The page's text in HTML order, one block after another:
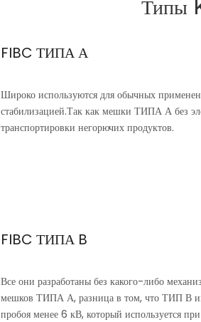
Типы
FIBC ТИПА А
Широко используются для обычных
стабилизацией.Так как мешки ТИПА А без
транспортировки негорючих продуктов.
FIBC ТИПА B
Все они разработаны без какого-либо
мешков ТИПА А, разница в том, что ТИП В
пробоя менее 6 кВ, который используется